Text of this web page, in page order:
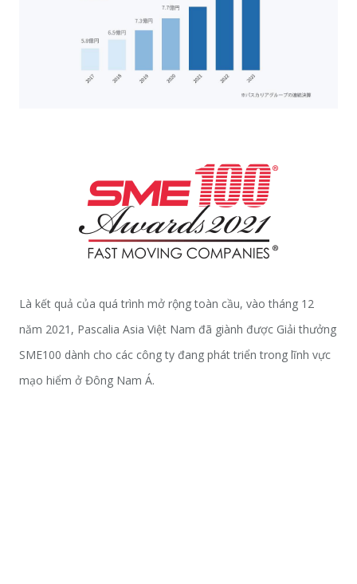
Là kết quả của quá trình mở rộng toàn cầu, vào tháng 12
năm 2021, Pascalia Asia Việt Nam đã giành được Giải thưởng
SME100 dành cho các công ty đang phát triển trong lĩnh vực
mạo hiểm ở Đông Nam Á.